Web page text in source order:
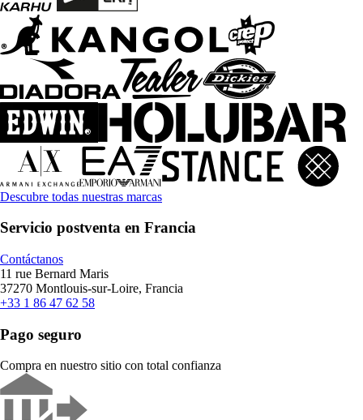
Descubre todas nuestras marcas
Servicio postventa en Francia
Contáctanos
11 rue Bernard Maris
37270 Montlouis-sur-Loire, Francia
+33 1 86 47 62 58
Pago seguro
Compra en nuestro sitio con total confianza